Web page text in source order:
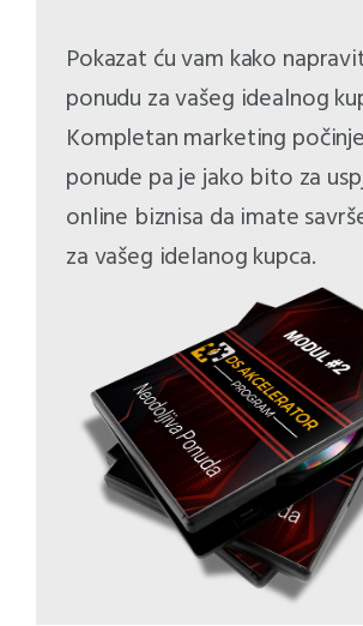
Pokazat ću vam kako
ponudu za vašeg idealnog
Kompletan marketing
ponude pa je jako bito za
online biznisa da imate
za vašeg idelanog kupca.